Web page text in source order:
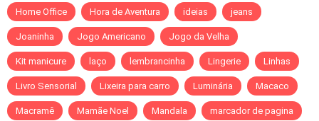
Home Office Hora de Aventura ideias jeans
Joaninha Jogo Americano Jogo da Velha
Kit manicure laço lembrancinha Lingerie Linhas
Livro Sensorial Lixeira para carro Luminária Macaco
Macramê Mamãe Noel Mandala marcador de pagina